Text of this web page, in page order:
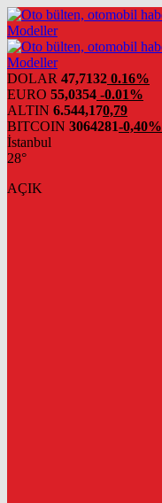
DOLAR 47,7132 0.16%
EURO 55,0354 -0.01%
ALTIN 6.544,170,79
BITCOIN 3064281-0,40%
İstanbul
28°
AÇIK